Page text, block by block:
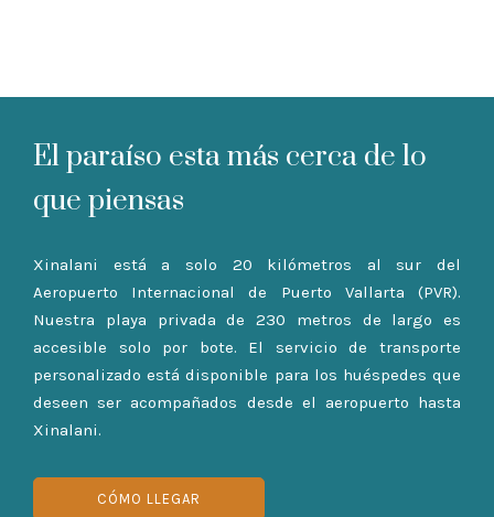
El paraíso esta más cerca de lo
que piensas
Xinalani está a solo 20 kilómetros al sur del
Aeropuerto Internacional de Puerto Vallarta (PVR).
Nuestra playa privada de 230 metros de largo es
accesible solo por bote. El servicio de transporte
personalizado está disponible para los huéspedes que
deseen ser acompañados desde el aeropuerto hasta
Xinalani.
CÓMO LLEGAR